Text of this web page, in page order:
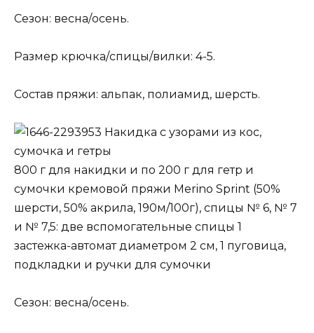
Сезон: весна/осень.
Размер крючка/спицы/вилки: 4-5.
Состав пряжи: альпак, полиамид, шерсть.
Накидка с узорами из кос,
сумочка и гетры
800 г для накидки и по 200 г для гетр и
сумочки кремовой пряжи Merino Sprint (50%
шерсти, 50% акрила, 190м/100г), спицы № 6, № 7
и № 7,5: две вспомогательные спицы 1
застежка-автомат диаметром 2 см, 1 пуговица,
подкладки и ручки для сумочки
Сезон: весна/осень.